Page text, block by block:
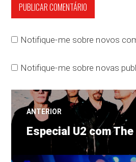
Notifique-me sobre novos
Notifique-me sobre novas
Navegação
de
ANTERIOR
Post
anterior:
Especial U2 com The